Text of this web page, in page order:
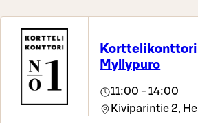
Korttelikonttori
Myllypuro
11:00 - 14:00
Kiviparintie 2,